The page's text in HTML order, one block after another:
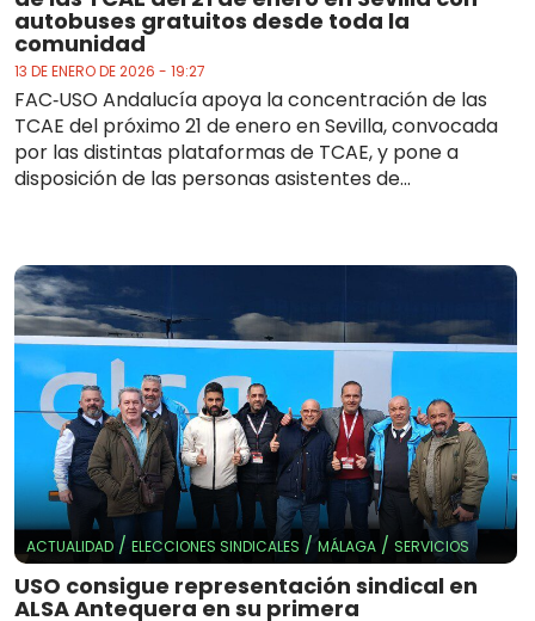
autobuses gratuitos desde toda la
comunidad
13 DE ENERO DE 2026 - 19:27
FAC‑USO Andalucía apoya la concentración de las
TCAE del próximo 21 de enero en Sevilla, convocada
por las distintas plataformas de TCAE, y pone a
disposición de las personas asistentes de...
ACTUALIDAD / ELECCIONES SINDICALES /MÁLAGA / SERVICIOS
USO consigue representación sindical en
ALSA Antequera en su primera